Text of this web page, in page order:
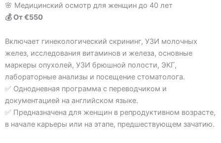
🌸 Медицинский осмотр для женщин до 40 лет
💰 От €550
Включает гинекологический скрининг, УЗИ молочных
желез, исследования витаминов и железа, основные
маркеры опухолей, УЗИ брюшной полости, ЭКГ,
лабораторные анализы и посещение стоматолога.
✅ Однодневная программа с переводчиком и
документацией на английском языке.
✅ Предназначена для женщин в репродуктивном возрасте,
в начале карьеры или на этапе, предшествующем зачатию.